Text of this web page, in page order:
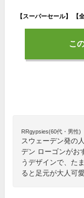
こ
RRgypsies(60代・男性)
スウェーデン発の
デン ローゴンがお
うデザインで、た
ると足元が大人可